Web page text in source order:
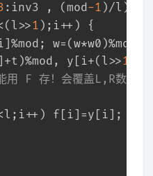
:inv3 , (mod-1 )/l),
1 );i++) {
w=(w*w0)%mod;
y[i+(l>>
1
用 F 存！会覆盖L,R数组
f[i]=y[i];